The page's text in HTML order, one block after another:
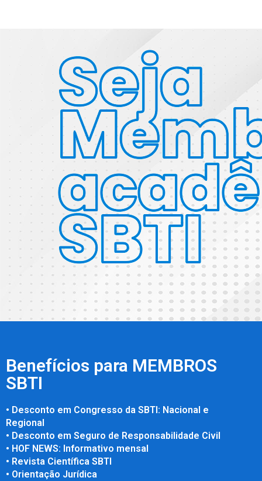
Benefícios para MEMBROS
SBTI
• Desconto em Congresso da SBTI: Nacional e
Regional
• Desconto em Seguro de Responsabilidade Civil
• HOF NEWS: Informativo mensal
• Revista Científica SBTI
• Orientação Jurídica